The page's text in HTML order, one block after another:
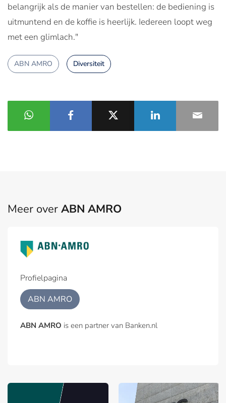
belangrijk als de manier van bestellen: de bediening is
uitmuntend en de koffie is heerlijk. Iedereen loopt weg
met een glimlach."
ABN AMRO Diversiteit
Meer over ABN AMRO
Profielpagina
ABN AMRO
ABN AMRO is een partner van Banken.nl